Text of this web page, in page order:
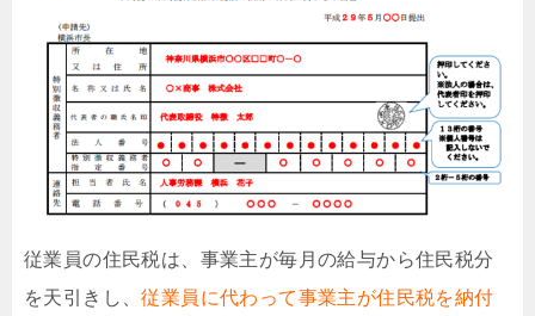
従業員の住民税は、事業主が毎月の給与から住民税分
を天引きし、従業員 に代わって事業主が住民税を納付